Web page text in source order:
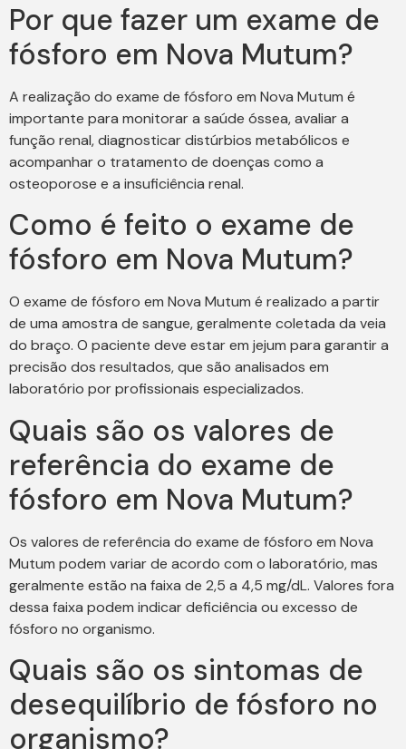
Por que fazer um exame de
fósforo em Nova Mutum?
A realização do exame de fósforo em Nova Mutum é
importante para monitorar a saúde óssea, avaliar a
função renal, diagnosticar distúrbios metabólicos e
acompanhar o tratamento de doenças como a
osteoporose e a insuficiência renal.
Como é feito o exame de
fósforo em Nova Mutum?
O exame de fósforo em Nova Mutum é realizado a partir
de uma amostra de sangue, geralmente coletada da veia
do braço. O paciente deve estar em jejum para garantir a
precisão dos resultados, que são analisados em
laboratório por profissionais especializados.
Quais são os valores de
referência do exame de
fósforo em Nova Mutum?
Os valores de referência do exame de fósforo em Nova
Mutum podem variar de acordo com o laboratório, mas
geralmente estão na faixa de 2,5 a 4,5 mg/dL. Valores fora
dessa faixa podem indicar deficiência ou excesso de
fósforo no organismo.
Quais são os sintomas de
desequilíbrio de fósforo no
organismo?